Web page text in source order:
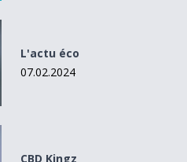
L'actu éco
07.02.2024
CBD Kingz